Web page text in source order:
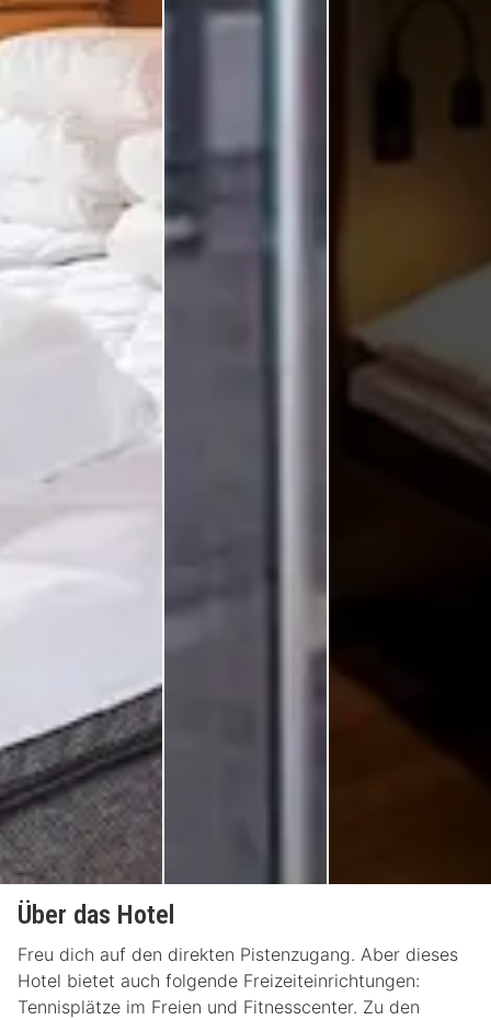
Über das Hotel
Freu dich auf den direkten Pistenzugang. Aber dieses
Hotel bietet auch folgende Freizeiteinrichtungen:
Tennisplätze im Freien und Fitnesscenter. Zu den